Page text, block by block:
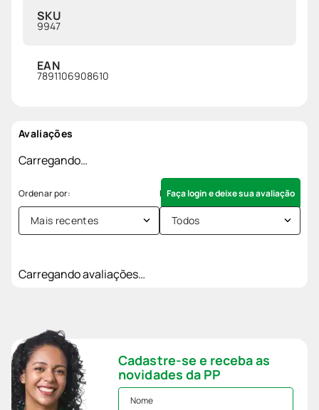
SKU
9947
EAN
7891106908610
Avaliações
Carregando…
Faça login e deixe sua avaliação
Mais recentes Todos
Carregando avaliações…
Cadastre-se e receba as
novidades da PP